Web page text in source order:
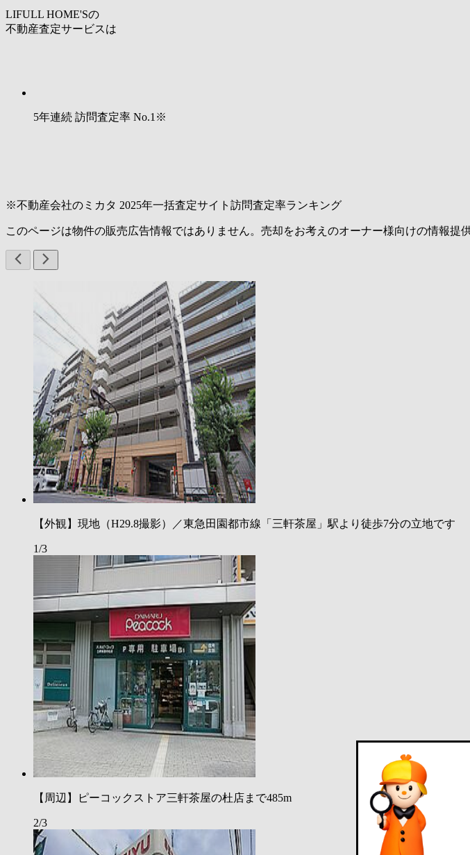
LIFULL HOME'Sの
不動産査定サービスは
5年連続 訪問査定率 No.1 ※
※不動産会社のミカタ 2025年一括査定サイト訪問査定率ランキング
このページは物件の販売広告情報ではありません。売却をお考えのオーナー様向けの情報提
【外観】現地（H29.8撮影）／東急田園都市線「三軒茶屋」駅より徒歩7分の立地です
1/3
【周辺】ピーコックストア三軒茶屋の杜店まで485m
2/3